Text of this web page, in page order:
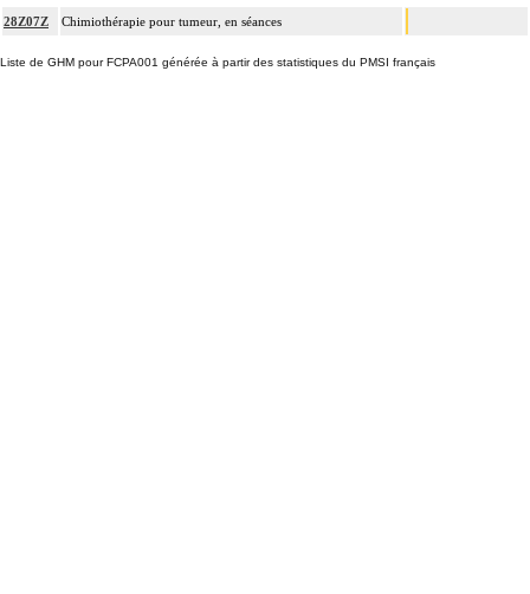
28Z07Z Chimiothérapie pour tumeur, en séances
Liste de GHM pour FCPA001 générée à partir des statistiques du PMSI français